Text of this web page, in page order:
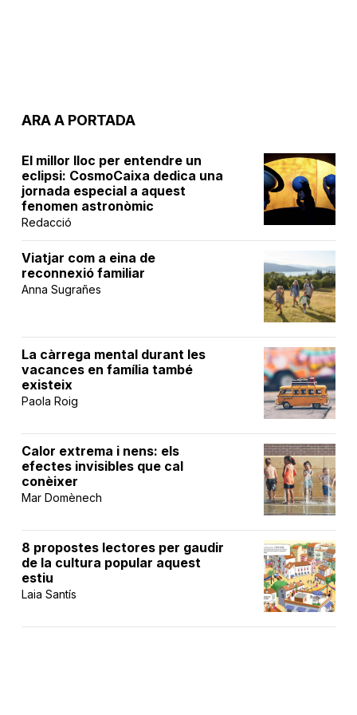
ARA A PORTADA
El millor lloc per entendre un
eclipsi: CosmoCaixa dedica una
jornada especial a aquest
fenomen astronòmic
Redacció
Viatjar com a eina de
reconnexió familiar
Anna Sugrañes
La càrrega mental durant les
vacances en família també
existeix
Paola Roig
Calor extrema i nens: els
efectes invisibles que cal
conèixer
Mar Domènech
8 propostes lectores per gaudir
de la cultura popular aquest
estiu
Laia Santís